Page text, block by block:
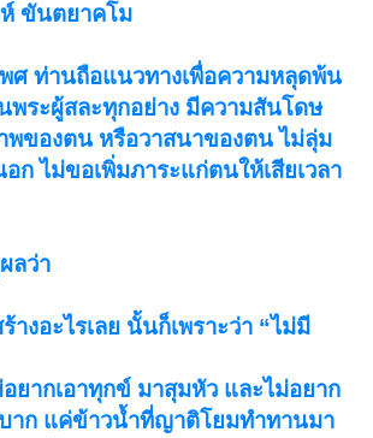
ห์ ขันตยาคโม
ศ ท่านถือแนวทางเพื่อความหลุดพ้น
พระผู้สละทุกอย่าง มีความสันโดษ
พของตน หรือวาสนาของตน ไม่ลุ่ม
ก ไม่ขอเพิ่มภาระแก่ตนให้เสียเวลา
ลว่า
างอะไรเลย นั้นก็เพราะว่า “ไม่มี
ยากเอาทุกข์ มาสุมหัว และไม่อยาก
าก แค่ข้าวน้ำที่ญาติโยมทําทานมา